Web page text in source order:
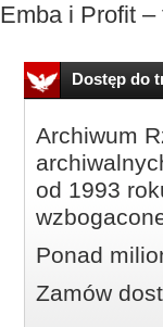
Emba i Profit
Dostęp do
Archiwum
od 1993
Ponad
Zamów